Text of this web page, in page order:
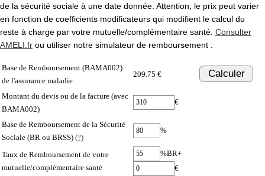
de la sécurité sociale à une date donnée. Attention, le prix peut varier
en fonction de coefficients modificateurs qui modifient le calcul du
reste à charge par votre mutuelle/complémentaire santé. Consulter
AMELI.fr ou utiliser notre simulateur de remboursement :
Base de Remboursement (BAMA002)
de l'assurance maladie
209.75 € Calculer
Montant du devis ou de la facture (avec
BAMA002)
€
Base de Remboursement de la Sécurité
Sociale (BR ou BRSS) (?)
%
Taux de Remboursement de votre
mutuelle/complémentaire santé
%BR+
€